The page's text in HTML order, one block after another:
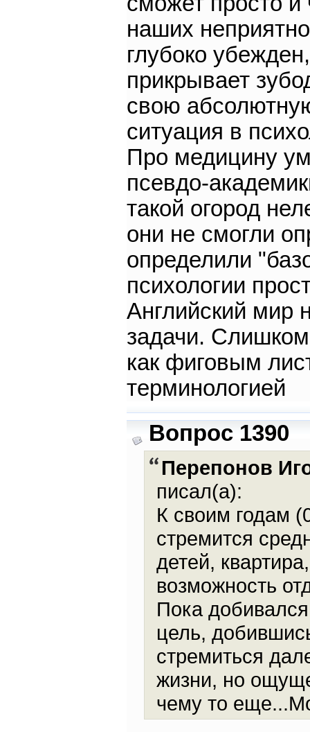
наших
глубоко
прикрывает
свою
ситуация в
Про медицину
псевдо-
такой огород
они не смогли
определили
психологии
Английский мир
задачи.
как фиговым
терминологией
Вопрос 1390
Перепонов
писал(а):
К своим годам
стремится
детей,
возможность
Пока
цель,
стремиться
жизни, но
чему то